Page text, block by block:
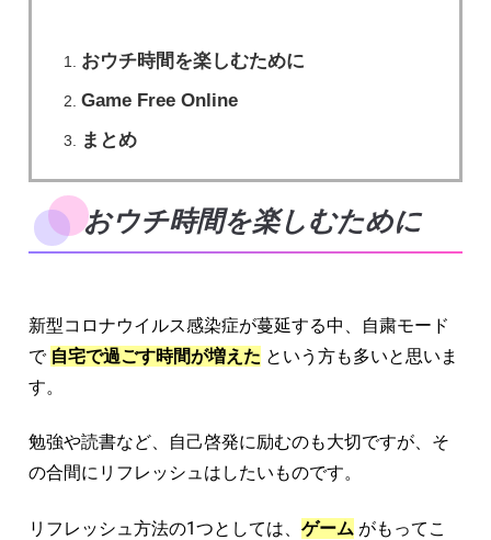
おウチ時間を楽しむために
Game Free Online
まとめ
おウチ時間を楽しむために
新型コロナウイルス感染症が蔓延する中、自粛モード
で 自宅で過ごす時間が増えた という方も多いと思いま
す。
勉強や読書など、自己啓発に励むのも大切ですが、そ
の合間にリフレッシュはしたいものです。
リフレッシュ方法の1つとしては、 ゲーム がもってこ